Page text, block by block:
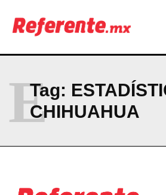
Linux nació como un hobby y hoy
Más escuelas renovadas: fortalecen
Los 40 ya no son la mitad de la vida:
CONTACT
Tag:
CHIHUAHUA
E